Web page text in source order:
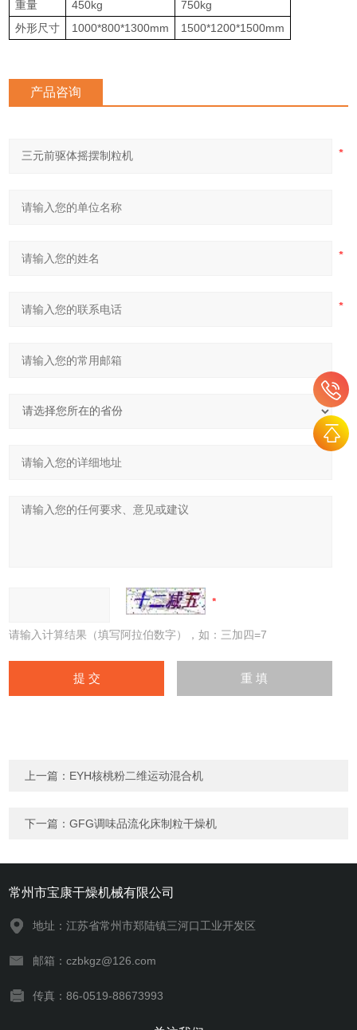
重量
450kg
750kg
外形尺寸
1000*800*1300mm 1500*1200*1500mm
产品咨询
请输入计算结果（填写阿拉伯数字），如：三加四=7
上一篇： EYH核桃粉二维运动混合机
下一篇：GFG调味品流化床制粒干燥机
常州市宝康干燥机械有限公司
地址：江苏省常州市郑陆镇三河口工业开发区
邮箱：czbkgz@126.com
传真：86-0519-88673993